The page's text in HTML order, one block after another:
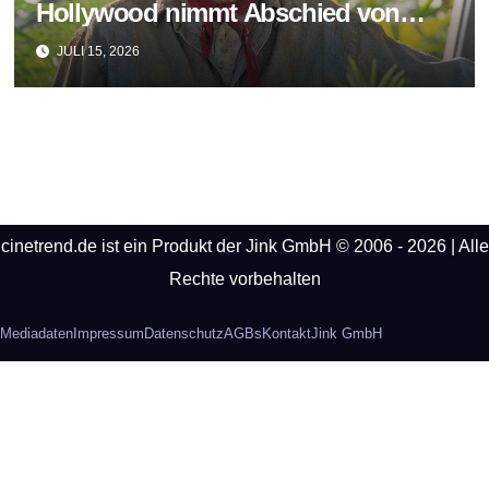
Hollywood nimmt Abschied von
Sam Neill
JULI 15, 2026
cinetrend.de ist ein Produkt der Jink GmbH © 2006 - 2026 | Alle
Rechte vorbehalten
Mediadaten Impressum DatenschutzAGBs KontaktJink GmbH